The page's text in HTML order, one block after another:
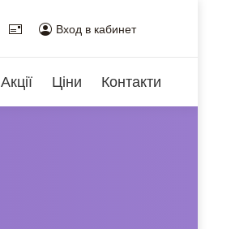
Вход в кабинет
Акції Ціни Контакти